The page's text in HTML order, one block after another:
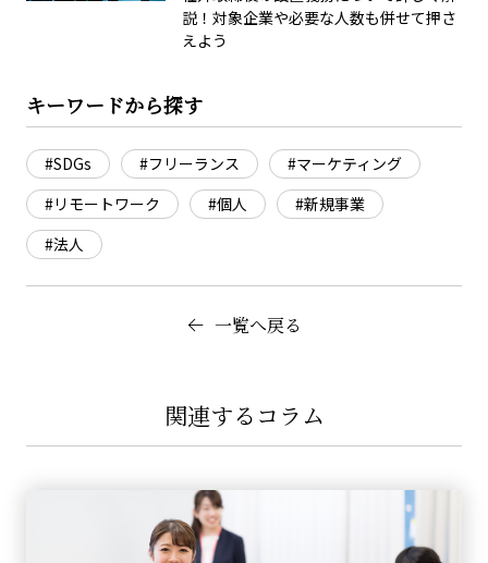
説！対象企業や必要な人数も併せて押さ
えよう
キーワードから探す
#SDGs #フリーランス
#マーケティング
#リモートワーク
#個人
#新規事業
#法人
一覧へ戻る
関連するコラム